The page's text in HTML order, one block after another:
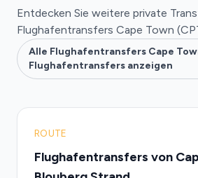
Entdecken Sie weitere private
Flughafentransfers Cape Town
Alle Flughafentransfers Cape
Flughafentransfers anzeigen
ROUTE
Flughafentransfers von